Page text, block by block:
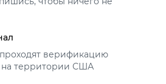
верификацию
на территории США